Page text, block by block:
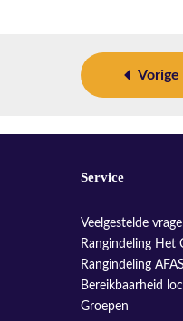
Vorige
Service
Veelgestelde
Rangindeling Het
Rangindeling
Bereikbaarheid
Groepen